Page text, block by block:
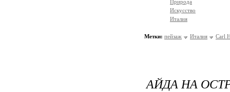
Природа
Искусство
Италия
Метки: пейзаж Италия Сarl
АЙДА НА